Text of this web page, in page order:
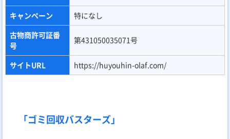
キャンペーン
特になし
古物商許可証番
号
第431050035071号
サイトURL https://huyouhin-olaf.com/
「ゴミ回収バスターズ」